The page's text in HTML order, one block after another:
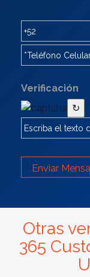
Verificación
↻
Enviar
Otras
365